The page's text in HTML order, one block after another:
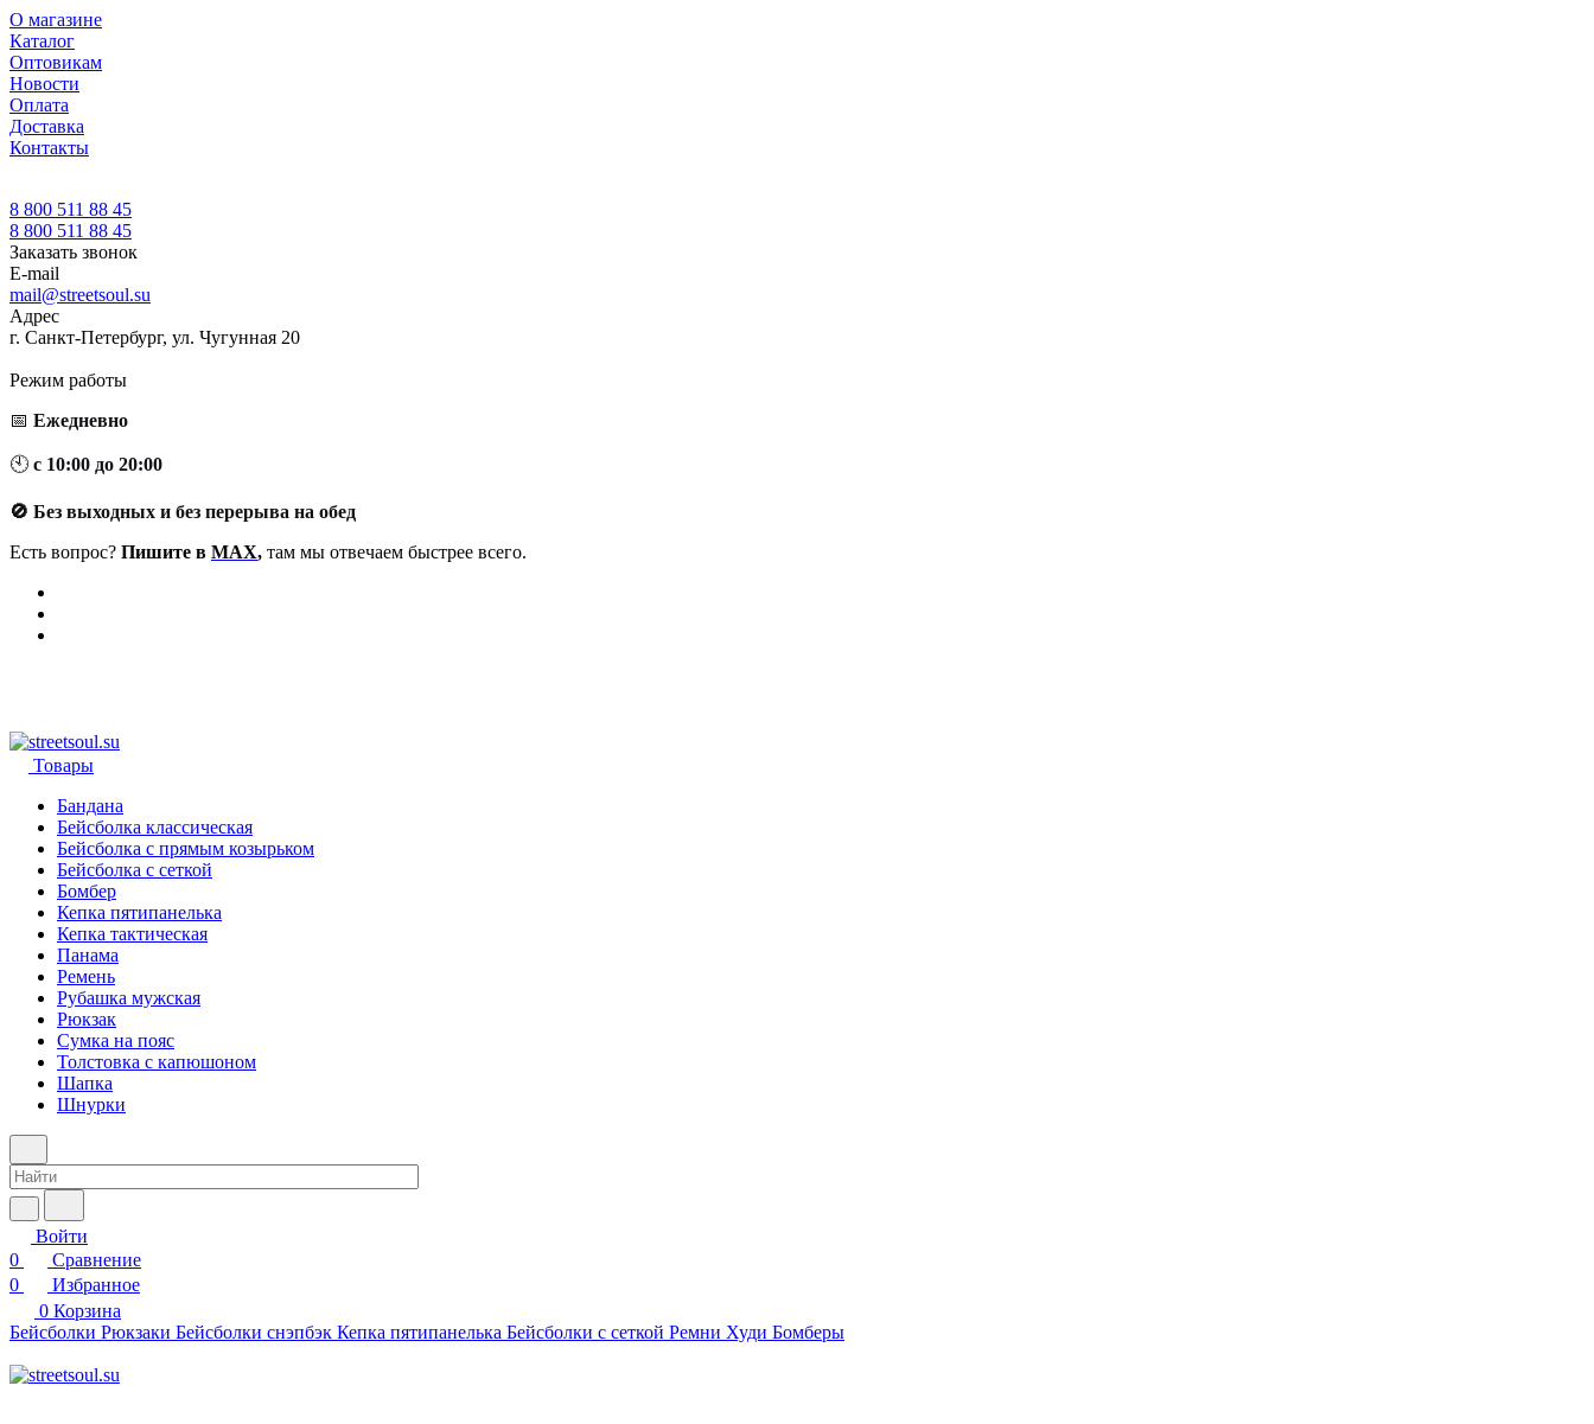
О магазине
Каталог
Оптовикам
Новости
Оплата
Доставка
Контакты
8 800 511 88 45
8 800 511 88 45
Заказать звонок
E-mail
mail@streetsoul.su
Адрес
г. Санкт-Петербург, ул. Чугунная 20
Режим работы
📅 Ежедневно
🕙 с 10:00 до 20:00
🚫 Без выходных и без перерыва на обед
Есть вопрос? Пишите в MAX, там мы отвечаем быстрее всего.
Товары
Бандана
Бейсболка классическая
Бейсболка с прямым козырьком
Бейсболка с сеткой
Бомбер
Кепка пятипанелька
Кепка тактическая
Панама
Ремень
Рубашка мужская
Рюкзак
Сумка на пояс
Толстовка с капюшоном
Шапка
Шнурки
Войти
0
Сравнение
0
Избранное
0 Корзина
Бейсболки Рюкзаки Бейсболки снэпбэк Кепка пятипанелька Бейсболки с сеткой Ремни Худи Бомберы